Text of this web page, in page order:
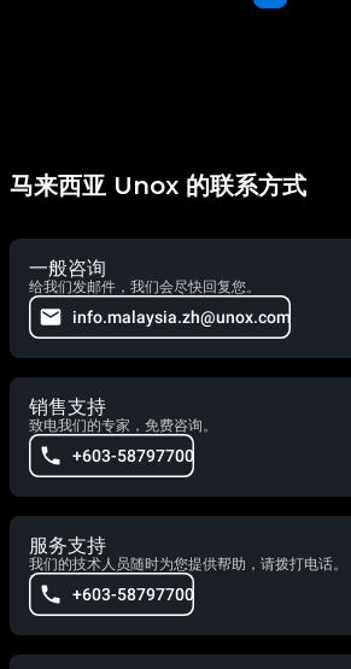
马来西亚 Unox 的联系方式
一般咨询
给我们发邮件，我们会尽快回复您。
info.malaysia.zh@unox.com
销售支持
致电我们的专家，免费咨询。
+603-58797700
服务支持
我们的技术人员随时为您提供帮助，请拨打电话。
+603-58797700